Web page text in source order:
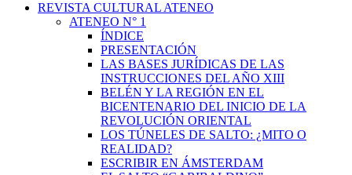
REVISTA CULTURAL ATENEO
ATENEO N° 1
ÍNDICE
PRESENTACIÓN
LAS BASES JURÍDICAS DE LAS
INSTRUCCIONES DEL AÑO XIII
BELÉN Y LA REGIÓN EN EL
BICENTENARIO DEL INICIO DE LA
REVOLUCIÓN ORIENTAL
LOS TÚNELES DE SALTO: ¿MITO O
REALIDAD?
ESCRIBIR EN ÁMSTERDAM